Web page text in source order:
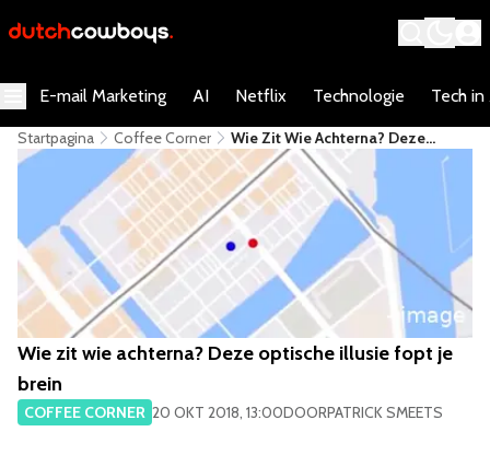
E-mail Marketing AI Netflix Technologie Tech in
Startpagina Coffee Corner
Wie Zit Wie Achterna? Deze
Optische Illusie Fopt Je Brein
Wie zit wie achterna? Deze optische illusie fopt je
brein
COFFEE CORNER 20 OKT 2018, 13:00DOORPATRICK SMEETS